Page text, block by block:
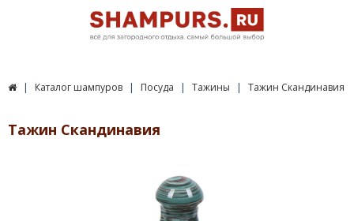
Каталог шампуров Посуда Тажины Тажин Скандинавия
Тажин Скандинавия